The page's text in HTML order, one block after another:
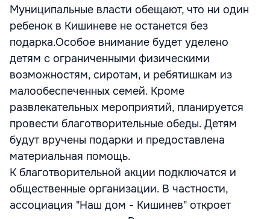
Муниципальные власти обещают, что ни один
ребенок в Кишиневе не останется без
подарка.Особое внимание будет уделено
детям с ограниченными физическими
возможностям, сиротам, и ребятишкам из
малообеспеченных семей. Кроме
развлекательных мероприятий, планируется
провести благотворительные обеды. Детям
будут вручены подарки и предоставлена
материальная помощь.
К благотворительной акции подключатся и
общественные организации. В частности,
ассоциация "Наш дом - Кишинев" откроет